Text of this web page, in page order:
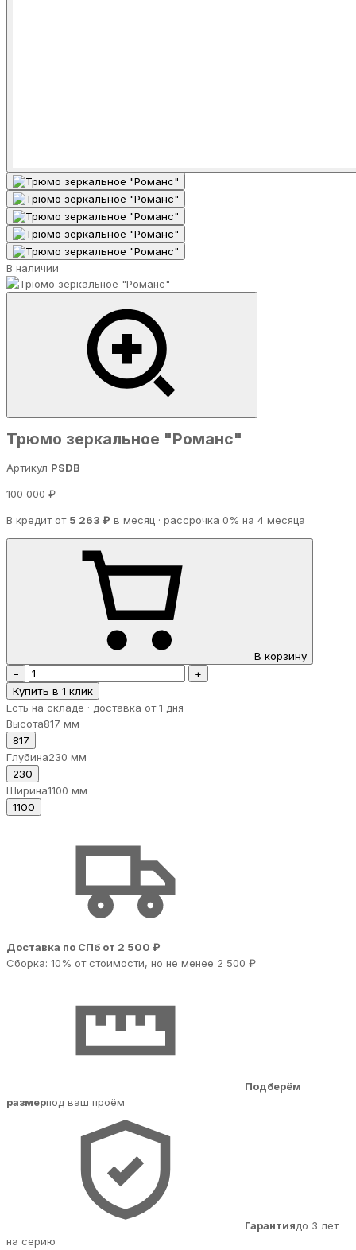
В наличии
Трюмо зеркальное "Романс"
Артикул PSDB
100 000 ₽
В кредит от 5 263 ₽ в месяц · рассрочка 0% на 4 месяца
В корзину
−
+
Купить в 1 клик
Есть на складе · доставка от 1 дня
Высота817 мм
817
Глубина230 мм
230
Ширина1100 мм
1100
Доставка по СПб от 2 500 ₽
Сборка: 10% от стоимости, но не менее 2 500 ₽
Подберём
размерпод ваш проём
Гарантиядо 3 лет
на серию